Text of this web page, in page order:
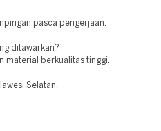
pasca pengerjaan.
ditawarkan?
material berkualitas tinggi.
Selatan.